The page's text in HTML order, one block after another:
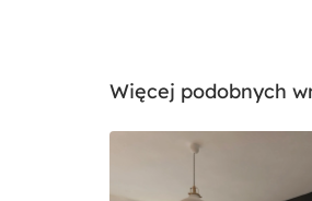
Więcej podobnych